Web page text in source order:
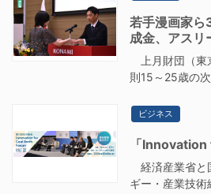
若手漫画家
成金、アスリ
上月財団（東
則15～25歳の
ビジネス
「
経済産業省と
ギー・産業技